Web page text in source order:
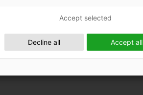
Accept all
Decline all
Accept selected